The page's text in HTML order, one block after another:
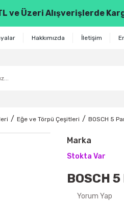
ve Üzeri Alışverişlerde
Hakkımızda İletişim
Eğe ve Törpü Çeşitleri BOSCH 5
Marka
Stokta Var
BOSCH
Yorum Yap